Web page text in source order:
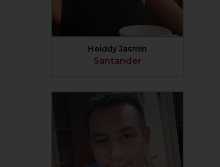
VER PERFIL
Heiddy Jasmin
Santander